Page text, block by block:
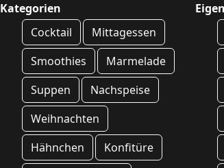
Kategorien
Cocktail
Mittagessen
Smoothies
Marmelade
Suppen
Nachspeise
Weihnachten
Hähnchen
Konfitüre